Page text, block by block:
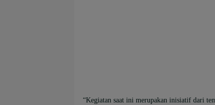
“Kegiatan saat ini merupakan inisiatif dari